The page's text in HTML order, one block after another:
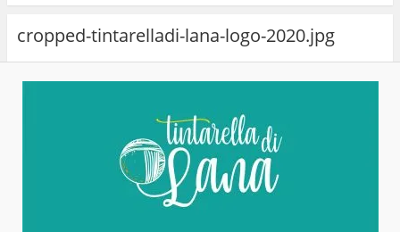
cropped-tintarelladi-lana-logo-2020.jpg